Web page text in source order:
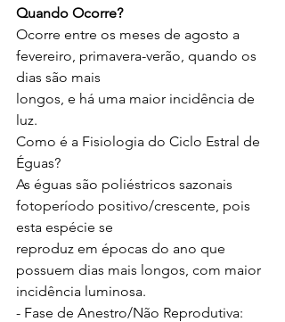
Quando Ocorre?
Ocorre entre os meses de agosto a
fevereiro, primavera-verão, quando os
dias são mais
longos, e há uma maior incidência de
luz.
Como é a Fisiologia do Ciclo Estral de
Éguas?
As éguas são poliéstricos sazonais
fotoperíodo positivo/crescente, pois
esta espécie se
reproduz em épocas do ano que
possuem dias mais longos, com maior
incidência luminosa.
- Fase de Anestro/Não Reprodutiva: